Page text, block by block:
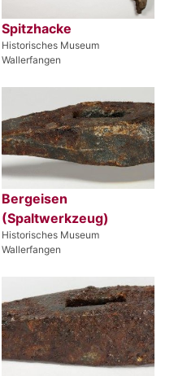
Spitzhacke
Historisches Museum
Wallerfangen
Bergeisen
(Spaltwerkzeug)
Historisches Museum
Wallerfangen